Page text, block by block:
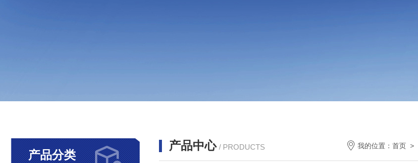
产品分类
产品中心 / PRODUCTS 我的位置： 首页 >